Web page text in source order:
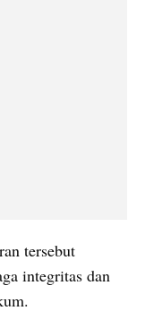
tersebut
integritas dan